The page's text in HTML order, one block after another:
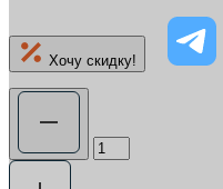
Хочу скидку!